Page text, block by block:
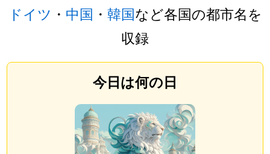
ドイツ ・ 中国 ・ 韓国など各国の都市名を
収録
今日は何の日